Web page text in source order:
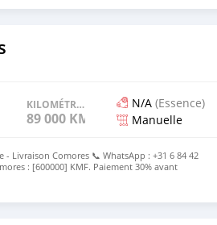
KILOMÉTRAGE
89 000 KM
N/A (Essence)
Manuelle
Livraison Comores 📞 WhatsApp : +31 6 84 42
: [600000] KMF. Paiement 30% avant